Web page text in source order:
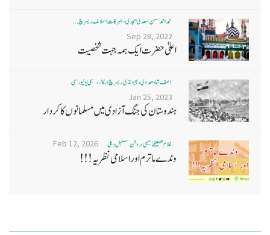
محمد احمد حسن سعدی امجدی - البرکات اسلامک ریسرچ ...
Sep 28, 2022
اعلیٰ حضرت ایک ہمہ جہت شخصیت
آصف شاہ ھدوی، بھیونڈی ریسرچ اسکالر، ممبئی یونیورسٹی
Jan 25, 2023
ہندوستان کی جنگ آزادی میں مسلمانوں کا کردار
غلام مصطفےٰ نعیمی، روشن مستقبل دہلی Feb 12, 2026
وندے ماترم اور اسلامی نظریہ!!!